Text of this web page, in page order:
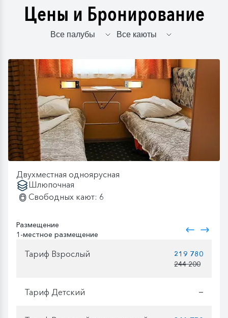
Цены и Бронирование
Двухместная одноярусная
Шлюпочная
Свободных кают: 6
Размещение
1-местное размещение
Тариф Взрослый
219 780
244 200
Тариф Детский —